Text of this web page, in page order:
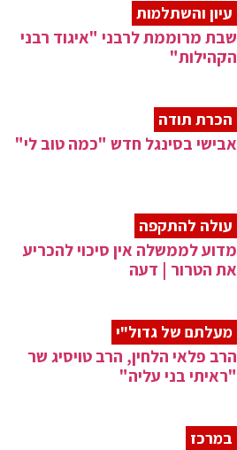
עיון והשתלמות
שבת מרוממת לרבני "איגוד רבני
הקהילות"
הכרת תודה
אבישי בסינגל חדש "כמה טוב לי"
עולה להתקפה
מדוע לממשלה אין סיכוי להכריע
את הטרור | דעה
מעלתם של גדול"י
הרב פלאי הלחין, הרב טויסיג שר
"ראיתי בני עליה"
במרכז